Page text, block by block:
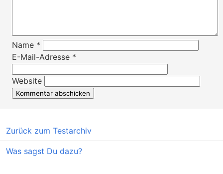
Name *
E-Mail-Adresse *
Website
Zurück zum Testarchiv
Was sagst Du dazu?